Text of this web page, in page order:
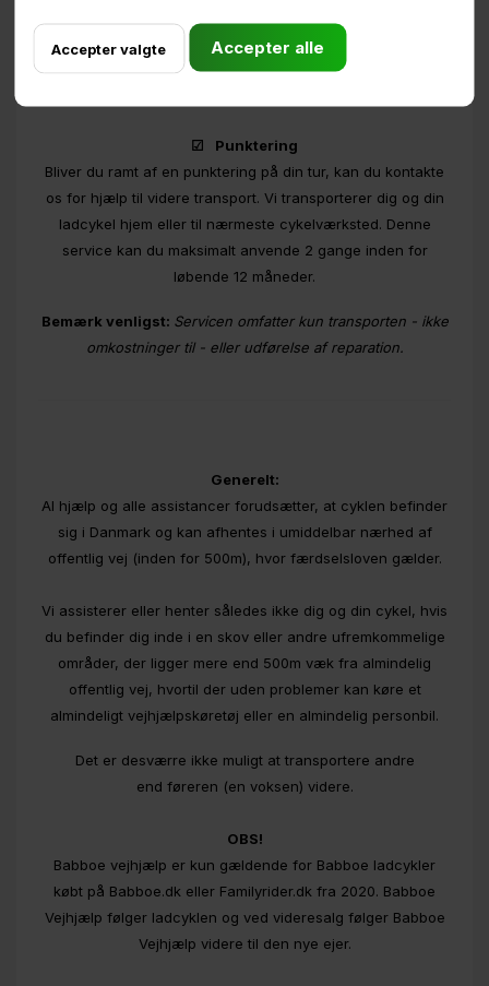
☑ Punktering
Bliver du ramt af en punktering på din tur, kan du kontakte
os for hjælp til videre transport. Vi transporterer dig og din
ladcykel hjem eller til nærmeste cykelværksted. Denne
service kan du maksimalt anvende 2 gange inden for
løbende 12 måneder.
Bemærk venligst: Servicen omfatter kun transporten - ikke
omkostninger til - eller udførelse af reparation.
Generelt:
Al hjælp og alle assistancer forudsætter, at cyklen befinder
sig i Danmark og kan afhentes i umiddelbar nærhed af
offentlig vej (inden for 500m), hvor færdselsloven gælder.
Vi assisterer eller henter således ikke dig og din cykel, hvis
du befinder dig inde i en skov eller andre ufremkommelige
områder, der ligger mere end 500m væk fra almindelig
offentlig vej, hvortil der uden problemer kan køre et
almindeligt vejhjælpskøretøj eller en almindelig personbil.
Det er desværre ikke muligt at transportere andre
end føreren (en voksen) videre.
OBS!
Babboe vejhjælp er kun gældende for Babboe ladcykler
købt på Babboe.dk eller Familyrider.dk fra 2020. Babboe
Vejhjælp følger ladcyklen og ved videresalg følger Babboe
Vejhjælp videre til den nye ejer.